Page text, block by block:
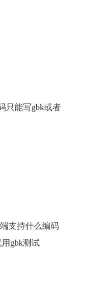
只能写gbk或者
支持什么编码
gbk测试